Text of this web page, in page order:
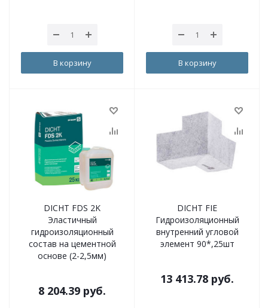
В корзину В корзину
DICHT FDS 2K
Эластичный
гидроизоляционный
состав на цементной
основе (2-2,5мм)
8 204.39 руб.
DICHT FIE
Гидроизоляционный
внутренний угловой
элемент 90*,25шт
13 413.78 руб.